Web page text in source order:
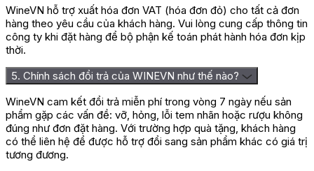
Rượu Vang
Đánh giá
Chưa có đánh giá nào.
Hãy là người đầu tiên nhận xét “Rượu Vang Nam Phi Babylon’s
Peak Chenin Blanc”
WineVN hỗ trợ xuất hóa đơn VAT (hóa đơn đỏ) cho tất cả đơn
hàng theo yêu cầu của khách hàng. Vui lòng cung cấp thông tin
công ty khi đặt hàng để bộ phận kế toán phát hành hóa đơn kịp
thời.
5. Chính sách đổi trả của WINEVN như thế nào?
WineVN cam kết đổi trả miễn phí trong vòng 7 ngày nếu sản
phẩm gặp các vấn đề: vỡ, hỏng, lỗi tem nhãn hoặc rượu không
đúng như đơn đặt hàng. Với trường hợp quà tặng, khách hàng
có thể liên hệ để được hỗ trợ đổi sang sản phẩm khác có giá trị
tương đương.